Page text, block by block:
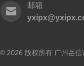
邮箱
© 2026 版权所有 广州岳